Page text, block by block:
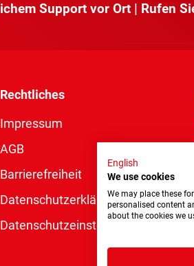
Support vor Ort | Rufen
Rechtliches
Impressum
AGB
Barrierefreiheit
Datenschutzerklärung
Datenschutzeinstellungen
English
We use cookies
We may place these
personalised content
about the cookies we